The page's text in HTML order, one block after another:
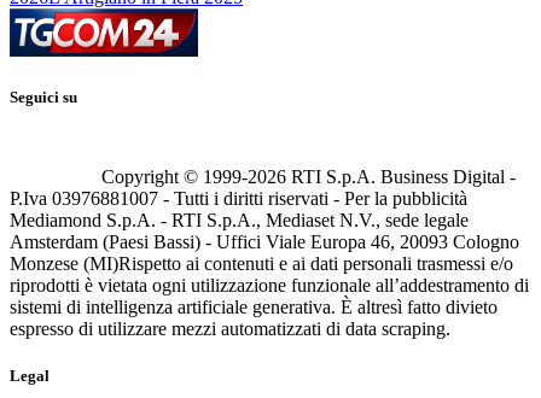
Seguici su
Copyright © 1999-2026 RTI S.p.A. Business Digital -
P.Iva 03976881007 - Tutti i diritti riservati - Per la pubblicità
Mediamond S.p.A. - RTI S.p.A., Mediaset N.V., sede legale
Amsterdam (Paesi Bassi) - Uffici Viale Europa 46, 20093 Cologno
Monzese (MI)Rispetto ai contenuti e ai dati personali trasmessi e/o
riprodotti è vietata ogni utilizzazione funzionale all’addestramento di
sistemi di intelligenza artificiale generativa. È altresì fatto divieto
espresso di utilizzare mezzi automatizzati di data scraping.
Legal